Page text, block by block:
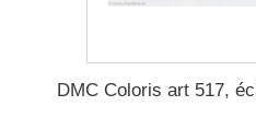
DMC Coloris art 517,